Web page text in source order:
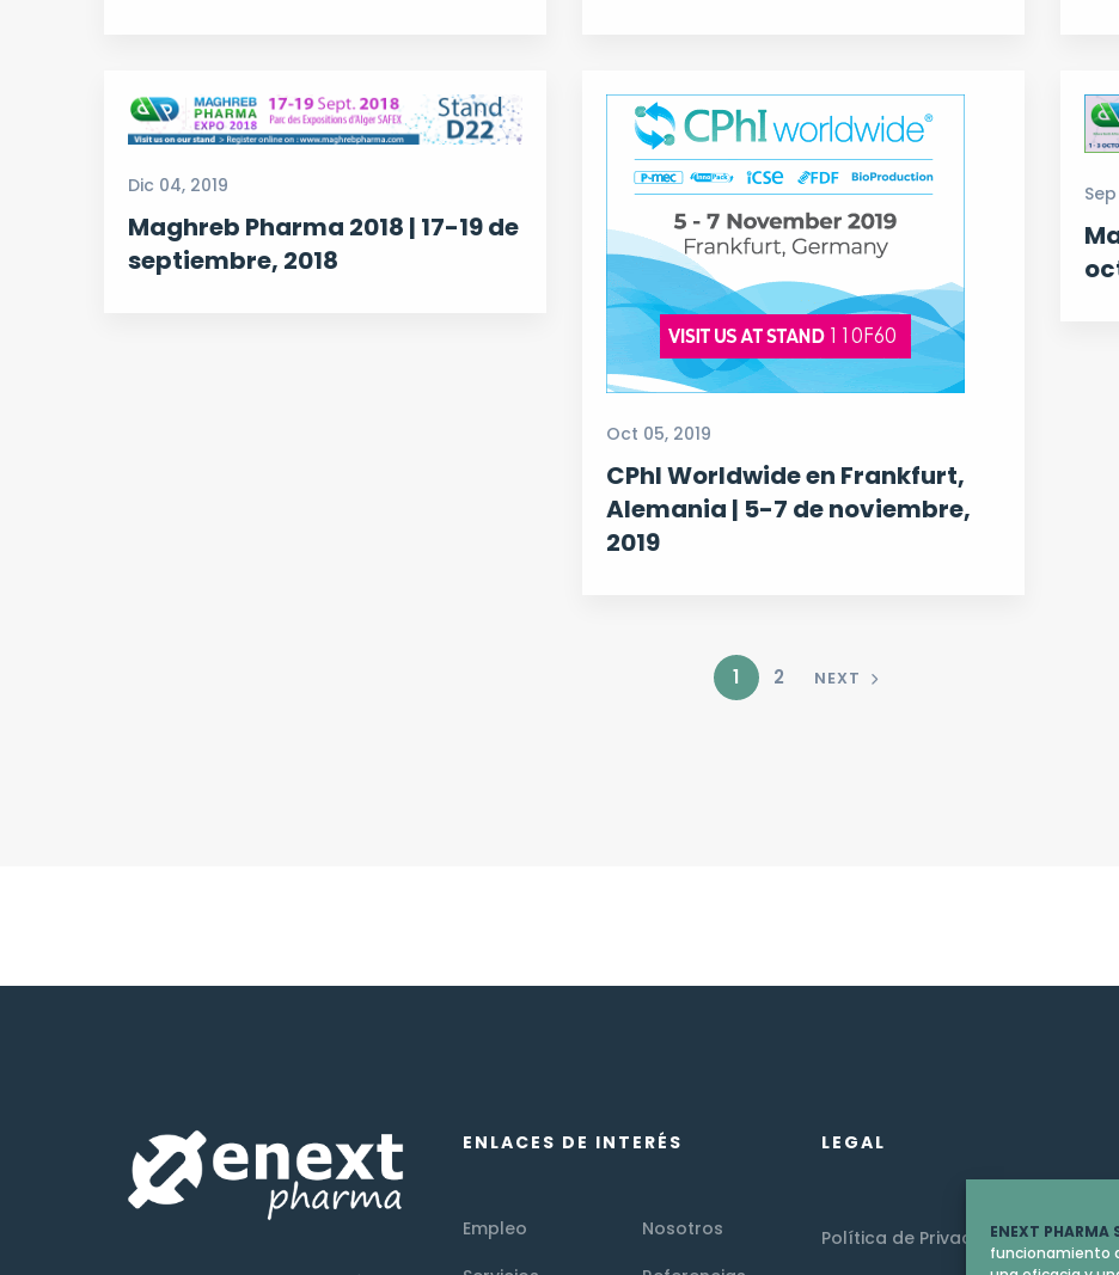
ENEXT PHARMA
funcionamiento
Dic 04, 2019
Maghreb Pharma 2018 | 17-19 de
septiembre, 2018
Oct 05, 2019
CPhI Worldwide en Frankfurt,
Alemania | 5-7 de noviembre,
2019
1 2 NEXT
ENLACES DE INTERÉS
Empleo
Nosotros
LEGAL
Política de Privacidad